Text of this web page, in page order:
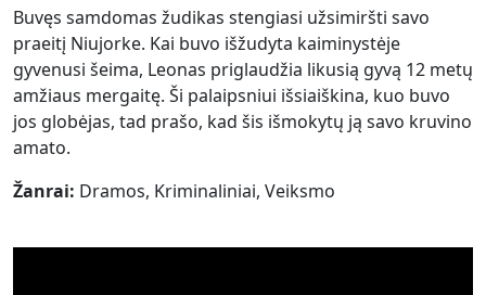
Buvęs samdomas žudikas stengiasi užsimiršti savo
praeitį Niujorke. Kai buvo išžudyta kaiminystėje
gyvenusi šeima, Leonas priglaudžia likusią gyvą 12 metų
amžiaus mergaitę. Ši palaipsniui išsiaiškina, kuo buvo
jos globėjas, tad prašo, kad šis išmokytų ją savo kruvino
amato.
Žanrai: Dramos, Kriminaliniai, Veiksmo